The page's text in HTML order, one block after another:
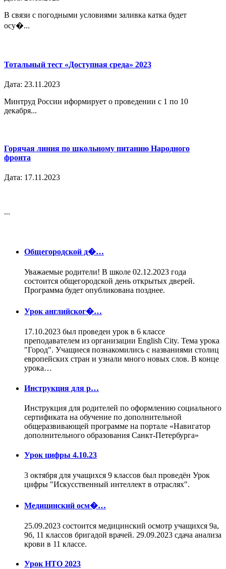
В связи с погодными условиями заливка катка будет
осу�...
Тотальный тест «Доступная среда» 2023
Дата: 23.11.2023
Минтруд России иформирует о проведении с 1 по 10
декабря...
Горячая линия по школьному питанию Народного
фронта
Дата: 17.11.2023
...
Общегородской д�…
Уважаемые родители! В школе 02.12.2023 года
состоится общегородской день открытых дверей.
Программа будет опубликована позднее.
Урок английског�…
17.10.2023 был проведен урок в 6 классе
преподавателем из организации English City. Тема урока
"Город". Учащиеся познакомились с названиями столиц
европейских стран и узнали много новых слов. В конце
урока…
Инструкция для р…
Инструкция для родителей по оформлению социального
сертификата на обучение по дополнительной
общеразвивающей программе на портале «Навигатор
дополнительного образования Санкт-Петербурга»
Урок цифры 4.10.23
3 октября для учащихся 9 классов был проведён Урок
цифры "Искусственный интеллект в отраслях".
Медицинский осм�…
25.09.2023 состоится медицинский осмотр учащихся 9а,
9б, 11 классов бригадой врачей. 29.09.2023 сдача анализа
крови в 11 классе.
Урок НТО 2023